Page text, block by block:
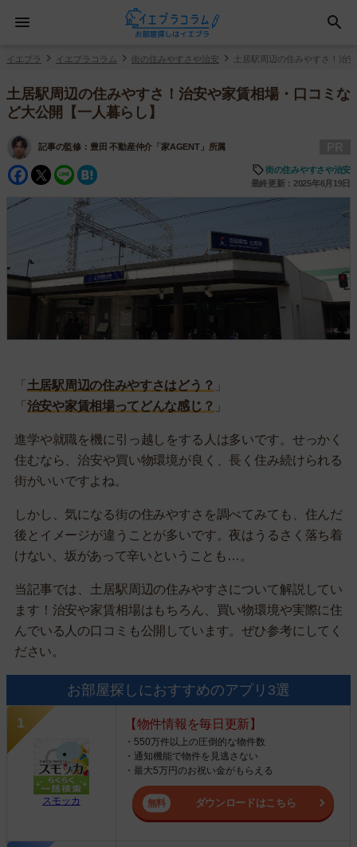
イエプラ イエプラコラム 街の住みやすさや治安 土居駅周辺の住みやすさ！治
土居駅周辺の住みやすさ！治安や家賃相場・口コミな
ど大公開【一人暮らし】
記事の監修： 豊田 不動産仲介「家AGENT」所属
Facebook
Twitter
Line
街の住みやすさや治安
最終更新：2025年6月19日
「 土居駅周辺の住みやすさはどう？ 」
「 治安や家賃相場ってどんな感じ？ 」
進学や就職を機に引っ越しをする人は多いです。せっかく
住むなら、治安や買い物環境が良く、長く住み続けられる
街がいいですよね。
しかし、気になる街の住みやすさを調べてみても、住んだ
後とイメージが違うことが多いです。夜はうるさく落ち着
けない、坂があって辛いということも…。
当記事では、土居駅周辺の住みやすさについて解説してい
ます！治安や家賃相場はもちろん、買い物環境や実際に住
んでいる人の口コミも公開しています。ぜひ参考にしてく
ださい。
お部屋探しにおすすめのアプリ3選
スモッカ
【物件情報を毎日更新】
・550万件以上の圧倒的な物件数
・通知機能で物件を見逃さない
・最大5万円のお祝い金がもらえる
ダウンロードはこちら